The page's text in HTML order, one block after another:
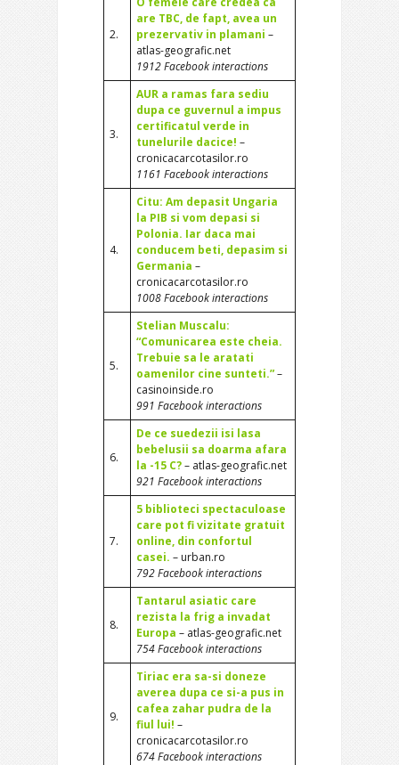
2.
are TBC, de fapt, avea un
prezervativ in plamani –
atlas-geografic.net
1912 Facebook interactions
3.
AUR a ramas fara sediu
dupa ce guvernul a impus
certificatul verde in
tunelurile dacice! –
cronicacarcotasilor.ro
1161 Facebook interactions
4.
Citu: Am depasit Ungaria
la PIB si vom depasi si
Polonia. Iar daca mai
conducem beti, depasim si
Germania –
cronicacarcotasilor.ro
1008 Facebook interactions
5.
Stelian Muscalu:
“Comunicarea este cheia.
Trebuie sa le aratati
oamenilor cine sunteti.”–
casinoinside.ro
991 Facebook interactions
6.
De ce suedezii isi lasa
bebelusii sa doarma afara
la -15 C?– atlas-geografic.net
921 Facebook interactions
7.
5 biblioteci spectaculoase
care pot fi vizitate gratuit
online, din confortul
casei. – urban.ro
792 Facebook interactions
8.
Tantarul asiatic care
rezista la frig a invadat
Europa – atlas-geografic.net
754 Facebook interactions
9.
Tiriac era sa-si doneze
averea dupa ce si-a pus in
cafea zahar pudra de la
fiul lui! –
cronicacarcotasilor.ro
674 Facebook interactions